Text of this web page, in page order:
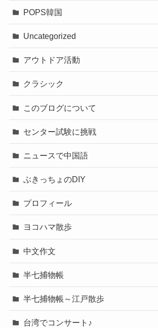
POPS韓国
Uncategorized
アウトドア活動
クラシック
このブログについて
センター試験に挑戦
ニュースで中国語
ぶきっちょのDIY
プロフィール
ヨコハマ散歩
中文作文
半七捕物帳
半七捕物帳～江戸散歩
台湾でコンサート♪